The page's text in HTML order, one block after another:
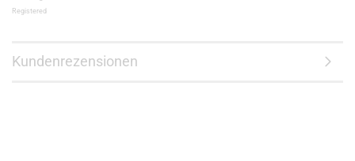
Registered
Kundenrezensionen